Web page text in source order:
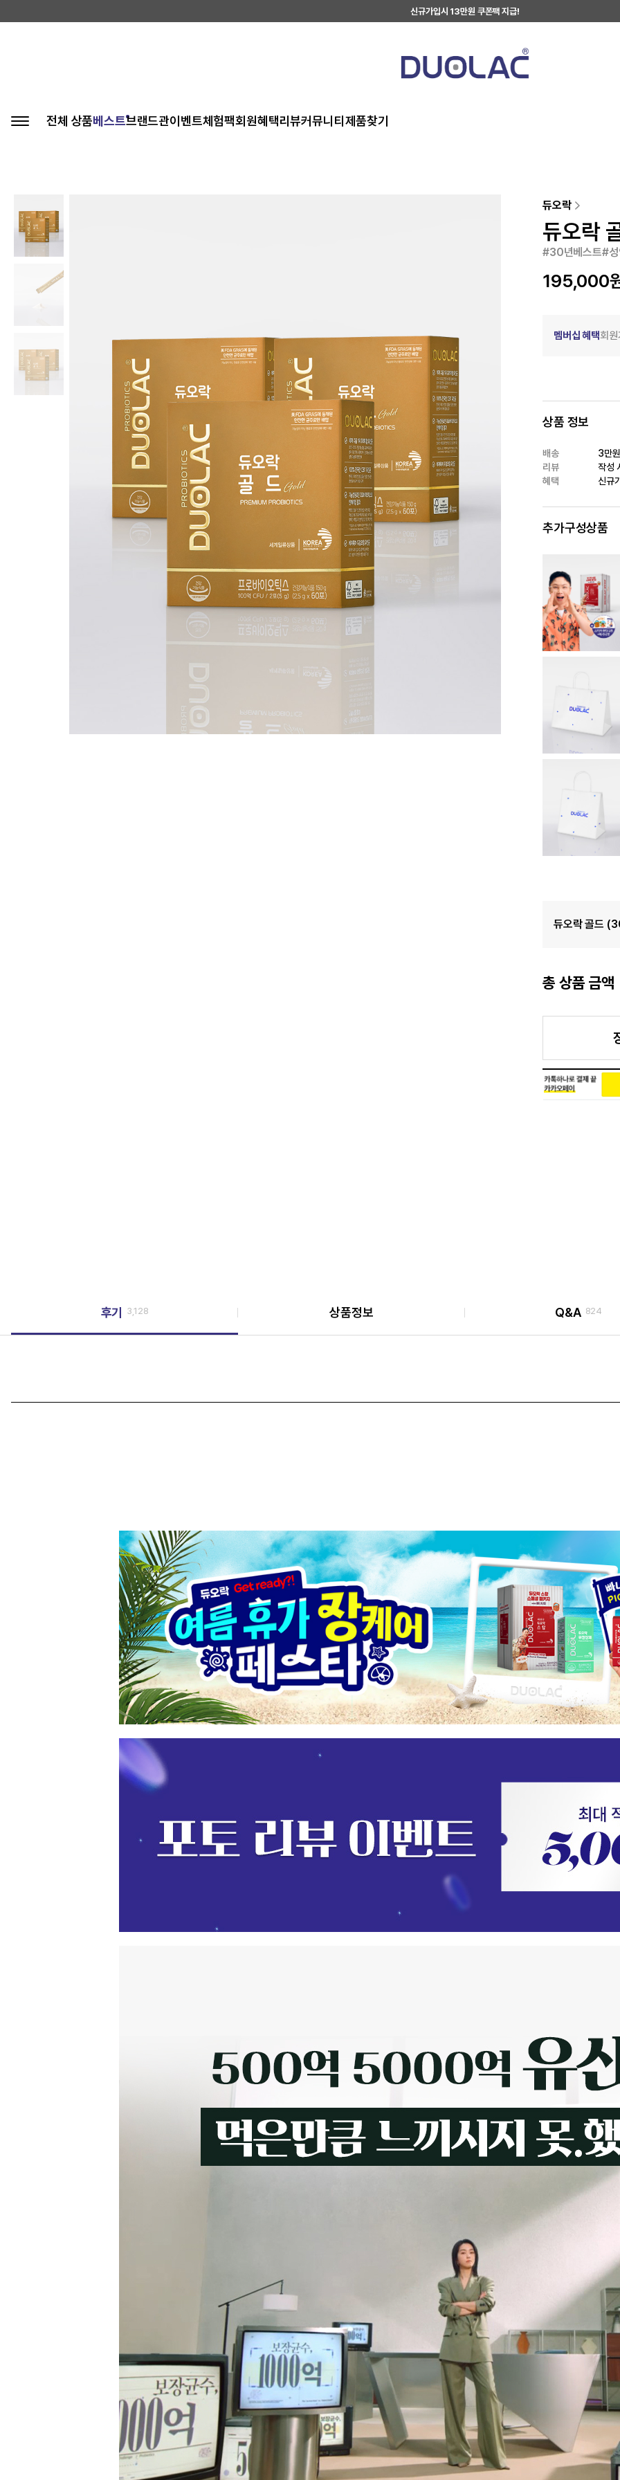
신규가입시 13만원 쿠폰팩 지급!
전체 상품베스트브랜드관이벤트체험팩회원혜택리뷰커뮤니티 제품찾기
듀오락
듀오락
#30년베스트#
195,000
멤버십 혜택회
상품 정보
배송
3만
리뷰
작성
혜택
신규
추가구성상품
듀오락 골드
총 상품 금액
후기 3,128 상품정보 Q&A 824